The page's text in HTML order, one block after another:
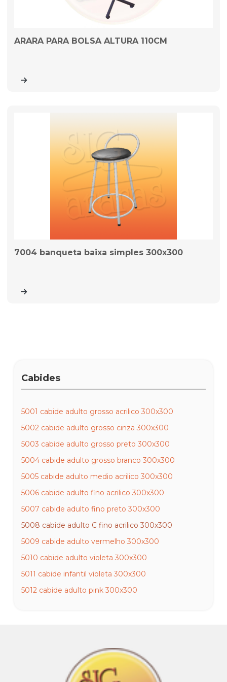
ARARA PARA BOLSA ALTURA 110CM
7004 banqueta baixa simples 300x300
Cabides
5001 cabide adulto grosso acrilico 300x300
5002 cabide adulto grosso cinza 300x300
5003 cabide adulto grosso preto 300x300
5004 cabide adulto grosso branco 300x300
5005 cabide adulto medio acrilico 300x300
5006 cabide adulto fino acrilico 300x300
5007 cabide adulto fino preto 300x300
5008 cabide adulto C fino acrilico 300x300
5009 cabide adulto vermelho 300x300
5010 cabide adulto violeta 300x300
5011 cabide infantil violeta 300x300
5012 cabide adulto pink 300x300
5016 cabide adulto fixo fino cavado cinza 300x300
5017 cabide adulto fixo fino cavado branco 300x300